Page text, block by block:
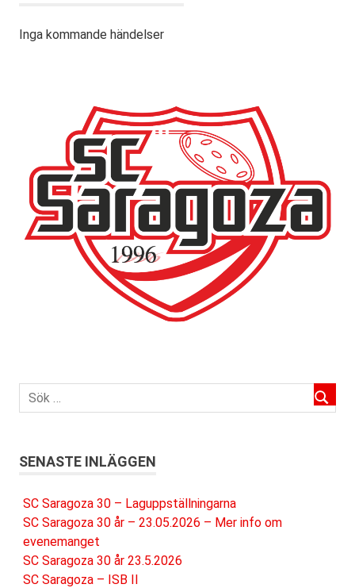
Inga kommande händelser
SENASTE INLÄGGEN
SC Saragoza 30 – Laguppställningarna
SC Saragoza 30 år – 23.05.2026 – Mer info om
evenemanget
SC Saragoza 30 år 23.5.2026
SC Saragoza – ISB II